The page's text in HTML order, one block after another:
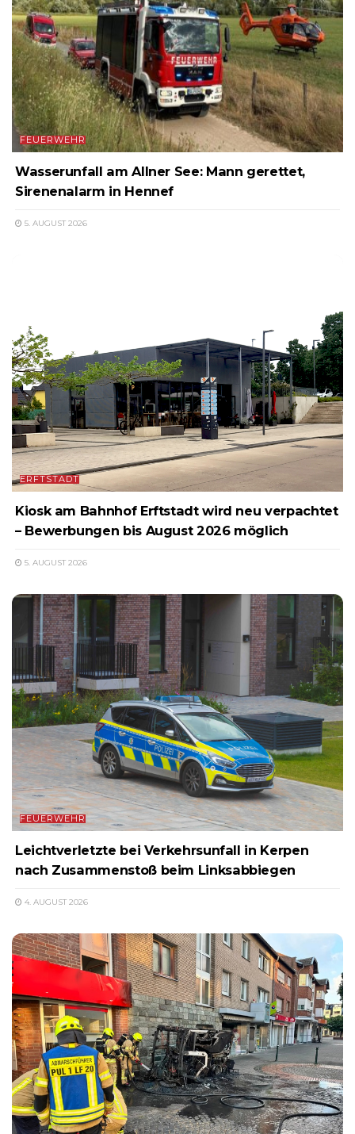
FEUERWEHR
Wasserunfall am Allner See: Mann gerettet,
Sirenenalarm in Hennef
5. AUGUST 2026
ERFTSTADT
Kiosk am Bahnhof Erftstadt wird neu verpachtet
– Bewerbungen bis August 2026 möglich
5. AUGUST 2026
FEUERWEHR
Leichtverletzte bei Verkehrsunfall in Kerpen
nach Zusammenstoß beim Linksabbiegen
4. AUGUST 2026